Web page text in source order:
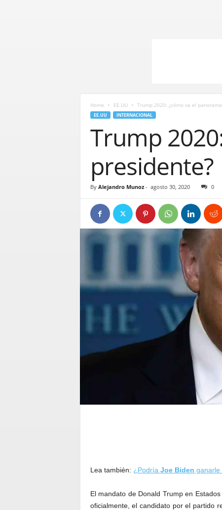
Home EE.UU Trump 2020: ¿cómo va el
EE.UU INTERNACIONAL
Trump
presidente?
By Alejandro Munoz- agosto 30, 2020 0
Lea también: ¿Podría Joe Biden ganarle
El mandato de Donald Trump en
oficialmente, el candidato por el partido